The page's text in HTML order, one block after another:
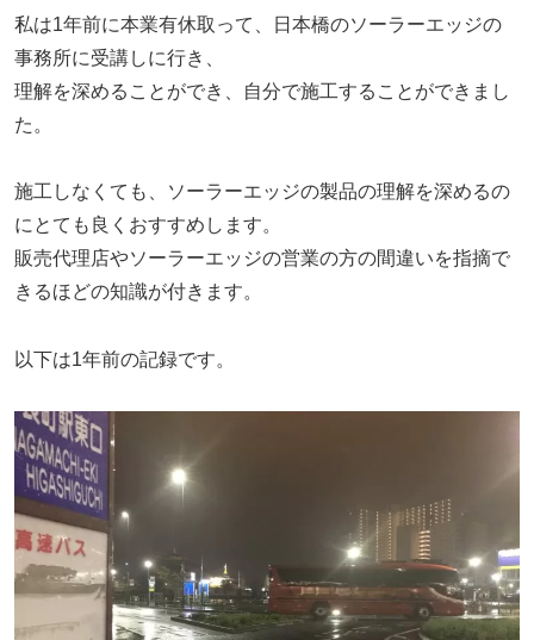
私は1年前に本業有休取って、日本橋のソーラーエッジの
事務所に受講しに行き、
理解を深めることができ、自分で施工することができまし
た。
施工しなくても、ソーラーエッジの製品の理解を深めるの
にとても良くおすすめします。
販売代理店やソーラーエッジの営業の方の間違いを指摘で
きるほどの知識が付きます。
以下は1年前の記録です。